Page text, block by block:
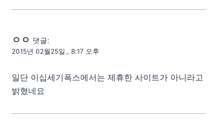
ㅇㅇ 댓글:
2015년 02월25일., 8:17 오후
일단 이십세기폭스에서는 제휴한 사이트가 아니라고
밝혔네요